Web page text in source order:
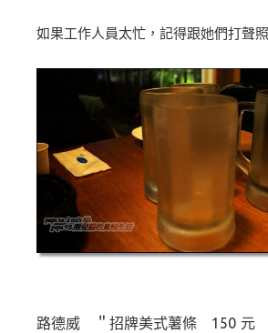
如果工作人員太忙，記得跟她們打聲
路德威 ＂招牌美式薯條 150 元